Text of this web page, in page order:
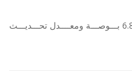
شـــاشـــة عاليـــة الدقـــة مقـــاس 6.82 بـــوصـــة ومعــــدل تحـــديـــث